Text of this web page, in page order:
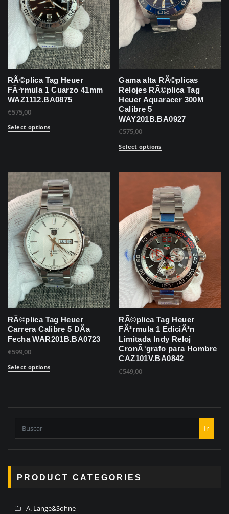
RÃ©plica Tag Heuer
FÃ³rmula 1 Cuarzo 41mm
WAZ1112.BA0875
€575,00
Select options
Gama alta RÃ©plicas
Relojes RÃ©plica Tag
Heuer Aquaracer 300M
Calibre 5
WAY201B.BA0927
€575,00
Select options
RÃ©plica Tag Heuer
Carrera Calibre 5 DÃ­a
Fecha WAR201B.BA0723
€599,00
Select options
RÃ©plica Tag Heuer
FÃ³rmula 1 EdiciÃ³n
Limitada Indy Reloj
CronÃ³grafo para Hombre
CAZ101V.BA0842
€549,00
Ir
PRODUCT CATEGORIES
A. Lange&Sohne